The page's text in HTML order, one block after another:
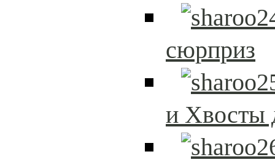
сюрприз
и Хвосты